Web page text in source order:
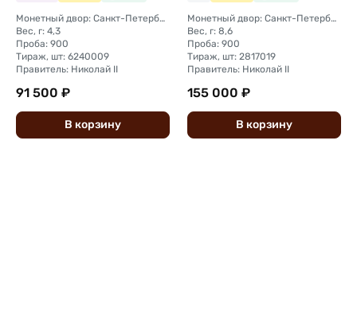
Монетный двор: Санкт-Петербургский монетный двор
Вес, г: 4,3
Проба: 900
Тираж, шт: 6240009
Правитель: Николай II
91 500 ₽
В корзину
Монетный двор: Санкт-Петербургский монетный двор
Вес, г: 8,6
Проба: 900
Тираж, шт: 2817019
Правитель: Николай II
155 000 ₽
В корзину